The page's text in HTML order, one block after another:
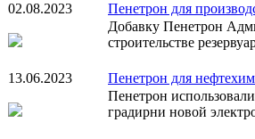
02.08.2023
Пенетрон для
Добавку Пенетрон
строительстве
13.06.2023
Пенетрон для
Пенетрон
градирни новой